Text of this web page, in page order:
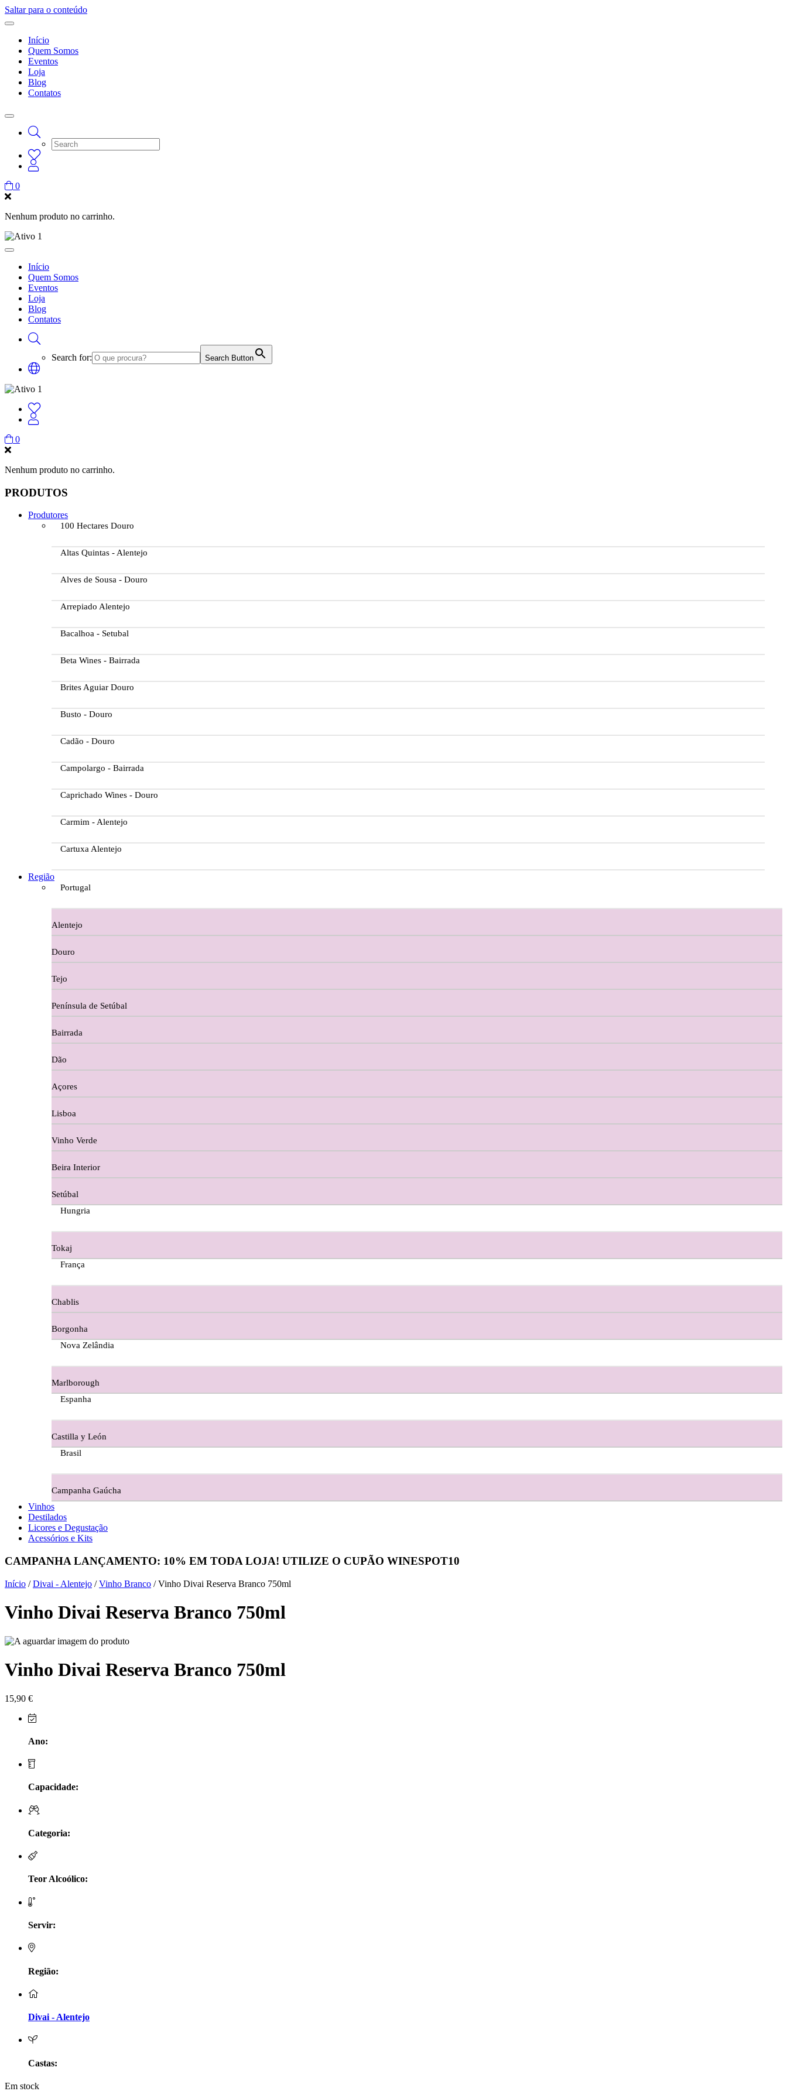
Saltar para o conteúdo
Início
Quem Somos
Eventos
Loja
Blog
Contatos
0
Nenhum produto no carrinho.
Início
Quem Somos
Eventos
Loja
Blog
Contatos
Search for: Search Button
0
Nenhum produto no carrinho.
PRODUTOS
Produtores
100 Hectares Douro
Altas Quintas - Alentejo
Alves de Sousa - Douro
Arrepiado Alentejo
Bacalhoa - Setubal
Beta Wines - Bairrada
Brites Aguiar Douro
Busto - Douro
Cadão - Douro
Campolargo - Bairrada
Caprichado Wines - Douro
Carmim - Alentejo
Cartuxa Alentejo
Casa Dos Migueis Douro
Casa Relvas Alentejo
Caves de São João - Bairrada
Charcutaria
Copos e Decanter
Cortes De Reguengo Douro
Digestivos
Divai - Alentejo
Dona Sancha Dão
Doroteia Douro
Ermelinda Freitas - Setubal
Evidencia Dão
Ferraz Wine - Beira Interior
Figueira Coriga - Alentejo
Guerreiro Vinhos - Bairrada
Herdade da Lisboa Alentejo
Herdade Do Freixo - Alentejo
Herdade do Moinho Branco - Alentejo
Herdade dos Coteis Alentejo
Lavradores da Feitoria - Douro
Região
Portugal
Alentejo
Douro
Tejo
Península de Setúbal
Bairrada
Dão
Açores
Lisboa
Vinho Verde
Beira Interior
Setúbal
Hungria
Tokaj
França
Chablis
Borgonha
Nova Zelândia
Marlborough
Espanha
Castilla y León
Brasil
Campanha Gaúcha
Vinhos
Destilados
Licores e Degustação
Acessórios e Kits
CAMPANHA LANÇAMENTO: 10% EM TODA LOJA! UTILIZE O CUPÃO WINESPOT10
Início /Divai - Alentejo /Vinho Branco / Vinho Divai Reserva Branco 750ml
Vinho Divai Reserva Branco 750ml
Vinho Divai Reserva Branco 750ml
15,90 €
Ano:
Capacidade:
Categoria:
Teor Alcoólico:
Servir:
Região:
Divai - Alentejo
Castas:
Em stock